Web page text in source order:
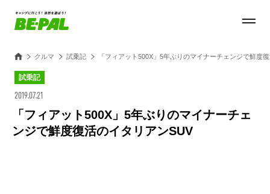
クルマ 試乗記 「フィアット500X」5年ぶりのマイナーチェンジで鮮度
試乗記
2019.07.21
「フィアット500X」5年ぶりのマイナーチェ
ンジで鮮度復活のイタリアンSUV